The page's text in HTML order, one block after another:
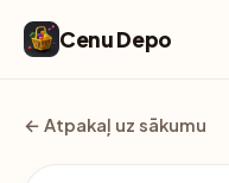
Cenu Depo
← Atpakaļ uz sākumu